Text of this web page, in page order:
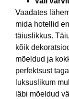
Vaadates
mida hotellid
täiuslikkus.
kõik
mõeldud ja
perfektsust
luksuslikum
läbi mõeldud